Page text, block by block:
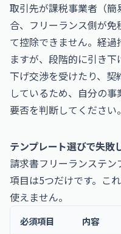
取引先が課税事業者（
合、フリーランス側が
て控除できません。経
ますが、段階的に引き
下げ交渉を受けたり、
しているため、自分の
要否を判断してください。
テンプレート選びで失敗
請求書フリーランステ
項目は5つだけです。こ
使えません。
必須項目 内容